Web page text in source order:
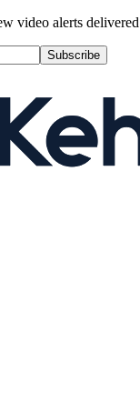
video alerts
Subscribe